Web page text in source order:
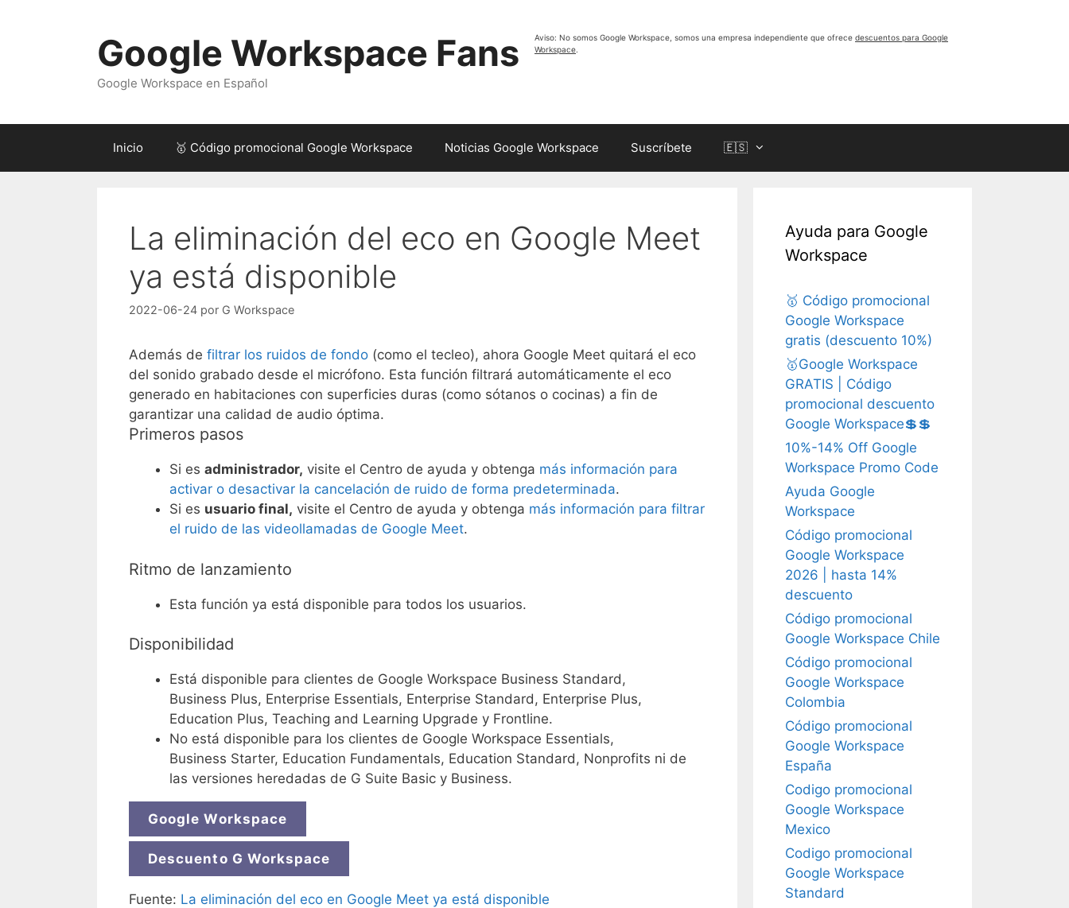
Aviso: No somos Google Workspace, somos una empresa independiente que ofrece descuentos para Google
Workspace
Google Workspace Fans
Google Workspace en Español
Inicio 🥇 Código promocional Google Workspace Noticias Google Workspace Suscríbete 🇪🇸
La eliminación del eco en Google Meet
ya está disponible
2022-06-24 por G Workspace
Además de filtrar los ruidos de fondo (como el tecleo), ahora Google Meet quitará el eco
del sonido grabado desde el micrófono. Esta función filtrará automáticamente el eco
generado en habitaciones con superficies duras (como sótanos o cocinas) a fin de
garantizar una calidad de audio óptima.
Primeros pasos
Si es administrador, visite el Centro de ayuda y obtenga más información para
activar o desactivar la cancelación de ruido de forma predeterminada.
Si es usuario final, visite el Centro de ayuda y obtenga más información para filtrar
el ruido de las videollamadas de Google Meet.
Ritmo de lanzamiento
Esta función ya está disponible para todos los usuarios.
Disponibilidad
Está disponible para clientes de Google Workspace Business Standard,
Business Plus, Enterprise Essentials, Enterprise Standard, Enterprise Plus,
Education Plus, Teaching and Learning Upgrade y Frontline.
No está disponible para los clientes de Google Workspace Essentials,
Business Starter, Education Fundamentals, Education Standard, Nonprofits ni de
las versiones heredadas de G Suite Basic y Business.
Google Workspace
Descuento G Workspace
Fuente: La eliminación del eco en Google Meet ya está disponible
Ayuda para Google
Workspace
🥇 Código promocional
Google Workspace
gratis (descuento 10%)
🥇Google Workspace
GRATIS | Código
promocional descuento
Google Workspace💲💲
10%-14% Off Google
Workspace Promo Code
Ayuda Google
Workspace
Código promocional
Google Workspace
2026 | hasta 14%
descuento
Código promocional
Google Workspace Chile
Código promocional
Google Workspace
Colombia
Código promocional
Google Workspace
España
Codigo promocional
Google Workspace
Mexico
Codigo promocional
Google Workspace
Standard